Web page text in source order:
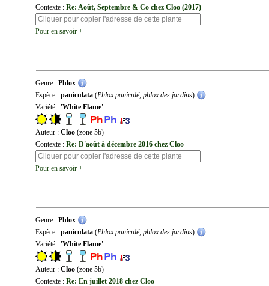
Contexte : Re: Août, Septembre & Co chez Cloo (2017)
Pour en savoir +
Genre : Phlox
Espèce : paniculata (Phlox paniculé, phlox des jardins)
Variété : 'White Flame'
Auteur : Cloo (zone 5b)
Contexte : Re: D'août à décembre 2016 chez Cloo
Pour en savoir +
Genre : Phlox
Espèce : paniculata (Phlox paniculé, phlox des jardins)
Variété : 'White Flame'
Auteur : Cloo (zone 5b)
Contexte : Re: En juillet 2018 chez Cloo